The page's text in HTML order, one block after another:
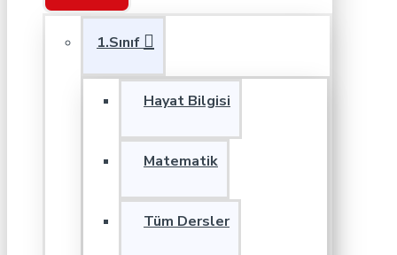
1.Sınıf
Hayat Bilgisi
Matematik
Tüm Dersler